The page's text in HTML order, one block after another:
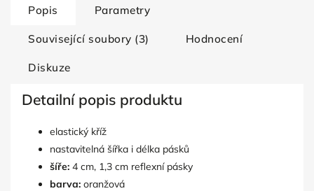
Popis Parametry
Související soubory (3) Hodnocení
Diskuze
Detailní popis produktu
elastický kříž
nastavitelná šířka i délka pásků
šíře: 4 cm, 1,3 cm reflexní pásky
barva: oranžová